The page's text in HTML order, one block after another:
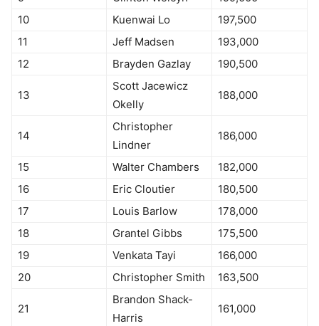
10
Kuenwai Lo
197,500
11
Jeff Madsen
193,000
12
Brayden Gazlay 190,500
13
Scott Jacewicz
Okelly
188,000
14
Christopher
Lindner
186,000
15 Walter Chambers
182,000
16
Eric Cloutier
180,500
17
Louis Barlow
178,000
18
Grantel Gibbs
175,500
19
Venkata Tayi
166,000
20
Christopher Smith 163,500
21
Brandon Shack-
Harris
161,000